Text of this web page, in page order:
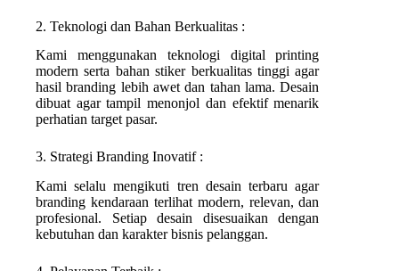
2. Teknologi dan Bahan Berkualitas :
Kami menggunakan teknologi digital printing
modern serta bahan stiker berkualitas tinggi agar
hasil branding lebih awet dan tahan lama. Desain
dibuat agar tampil menonjol dan efektif menarik
perhatian target pasar.
3. Strategi Branding Inovatif :
Kami selalu mengikuti tren desain terbaru agar
branding kendaraan terlihat modern, relevan, dan
profesional. Setiap desain disesuaikan dengan
kebutuhan dan karakter bisnis pelanggan.